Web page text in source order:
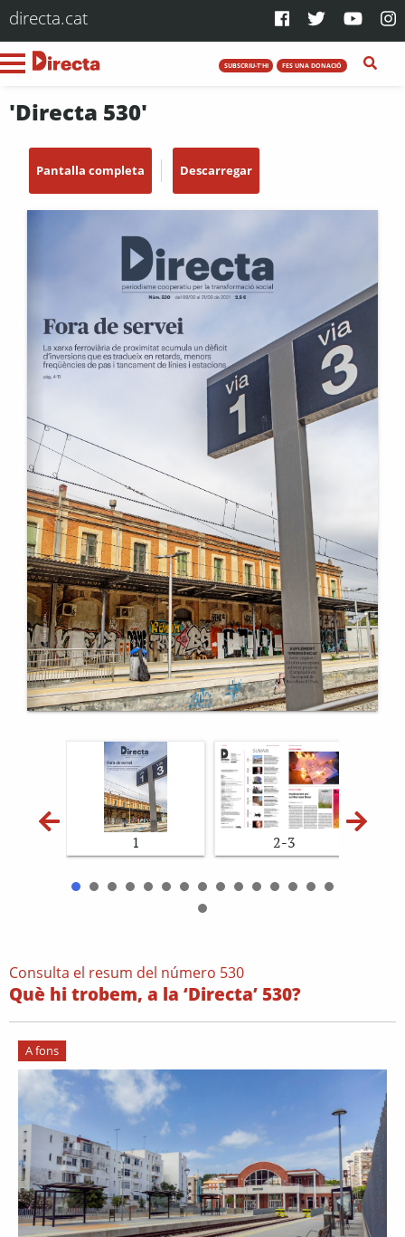
directa.cat
SUBSCRIU-T'HI FES UNA DONACIÓ
'Directa 530'
Pantalla completa Descarregar
1 2-3
Consulta el resum del número 530
Què hi trobem, a la ‘Directa’ 530?
A fons